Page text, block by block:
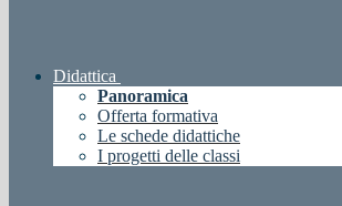
Didattica
Panoramica
Offerta formativa
Le schede didattiche
I progetti delle classi